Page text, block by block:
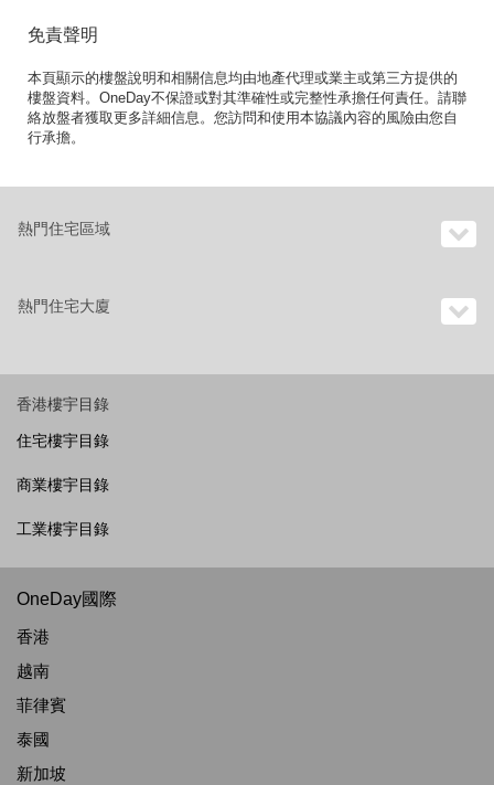
免責聲明
本頁顯示的樓盤說明和相關信息均由地產代理或業主或第三方提供的
樓盤資料。OneDay不保證或對其準確性或完整性承擔任何責任。請聯
絡放盤者獲取更多詳細信息。您訪問和使用本協議內容的風險由您自
行承擔。
熱門住宅區域
熱門住宅大廈
香港樓宇目錄
住宅樓宇目錄
商業樓宇目錄
工業樓宇目錄
OneDay國際
香港
越南
菲律賓
泰國
新加坡